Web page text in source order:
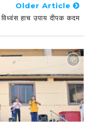
Older Article
हाच उपाय दीपक कदम